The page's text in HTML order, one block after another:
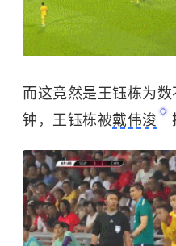
而这竟然是王钰栋为
钟，王钰栋被戴伟浚